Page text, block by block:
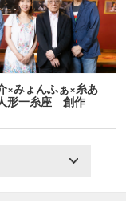
×みょんふぁ×糸あ
形一糸座 創作